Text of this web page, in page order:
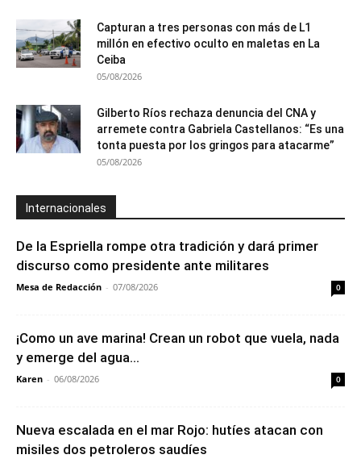
Capturan a tres personas con más de L1
millón en efectivo oculto en maletas en La
Ceiba
05/08/2026
Gilberto Ríos rechaza denuncia del CNA y
arremete contra Gabriela Castellanos: “Es una
tonta puesta por los gringos para atacarme”
05/08/2026
Internacionales
De la Espriella rompe otra tradición y dará primer
discurso como presidente ante militares
Mesa de Redacción - 07/08/2026 0
¡Como un ave marina! Crean un robot que vuela, nada
y emerge del agua...
Karen - 06/08/2026 0
Nueva escalada en el mar Rojo: hutíes atacan con
misiles dos petroleros saudíes